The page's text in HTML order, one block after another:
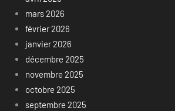
mars 2026
février 2026
janvier 2026
décembre 2025
novembre 2025
octobre 2025
septembre 2025